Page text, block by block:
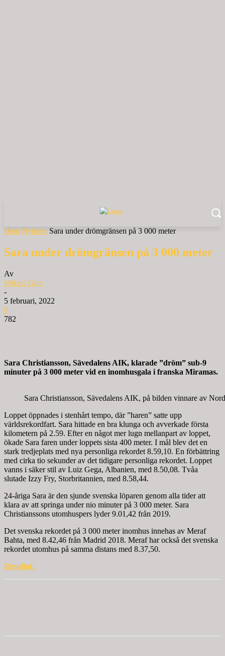
Hem Nyheter Sara under drömgränsen på 3 000 meter
Sara under drömgränsen på 3 000 meter
Av
Mikael Grip
-
5 februari, 2022
0
782
Sara Christiansson, Sävedalens AIK, klarade ”dröm” sub-9
minuter på 3 000 meter vid en inomhusgala i franska Miramas.
Sara Christiansson, Sävedalens AIK, på bilden vinnare av
Loppet öppnades i stenhårt tempo, där ”haren” satte upp
världsrekordfart. Sara hittade en bra klunga och avverkade första
kilometern på 2.59. Efter en något mer lugn mellanpart av loppet,
ökade Sara faren under loppets sista 400 meter. I mål blev det en
stark tredjeplats med nya personliga rekordet 8.59,10. En förbättring
med cirka tio sekunder av det tidigare personliga rekordet. Loppet
vanns i säker stil av Luiz Gega, Albanien, med 8.50,08. Tvåa
slutade Izzy Fry, Storbritannien, med 8.58,44.
24-åriga Sara är den sjunde svenska löparen genom alla tider att
klara av att springa under nio minuter på 3 000 meter. Sara
Christianssons utomhuspers lyder 9.01,42 från 2019.
Det svenska rekordet på 3 000 meter inomhus innehas av Meraf
Bahta, med 8.42,46 från Madrid 2018. Meraf har också det svenska
rekordet utomhus på samma distans med 8.37,50.
Resultat: